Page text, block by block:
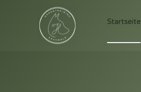
Startseite